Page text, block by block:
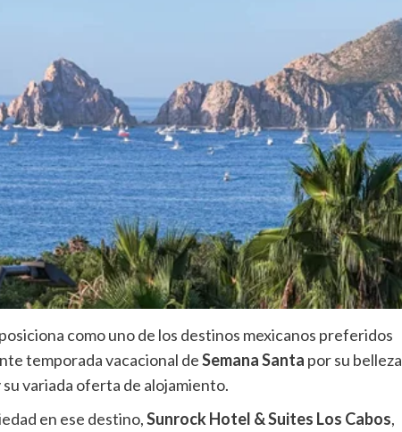
como uno de los destinos mexicanos preferidos
temporada vacacional deSemana Santa por su belleza
variada oferta de alojamiento.
en ese destino,Sunrock Hotel & Suites Los Cabos,